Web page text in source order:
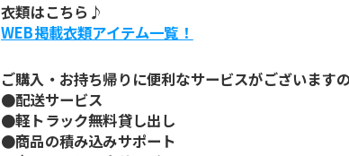
衣類はこちら♪
WEB掲載衣類アイテム一覧！
ご購入・お持ち帰りに便利なサービスがございます
●配送サービス
●軽トラック無料貸し出し
●商品の積み込みサポート